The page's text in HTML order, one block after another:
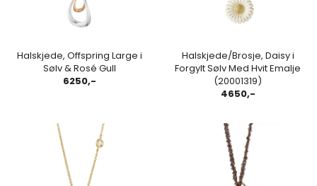
Halskjede, Offspring Large i
Sølv & Rosé Gull
6250,-
Halskjede/Brosje, Daisy i
Forgylt Sølv Med Hvit Emalje
(20001319)
4650,-